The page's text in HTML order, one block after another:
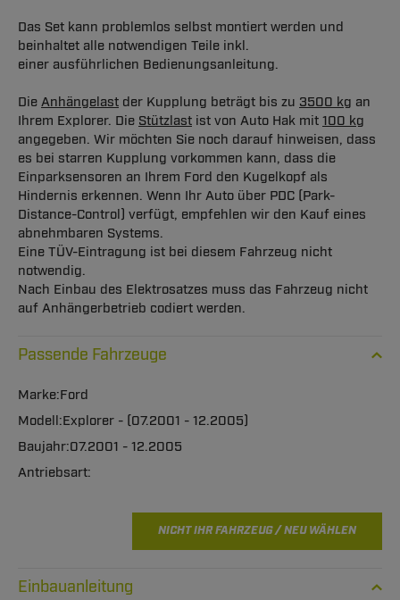
Das Set kann problemlos selbst montiert werden und
beinhaltet alle notwendigen Teile inkl.
einer ausführlichen Bedienungsanleitung.
Die Anhängelast der Kupplung beträgt bis zu 3500 kg an
Ihrem Explorer. Die Stützlast ist von Auto Hak mit 100 kg
angegeben. Wir möchten Sie noch darauf hinweisen, dass
es bei starren Kupplung vorkommen kann, dass die
Einparksensoren an Ihrem Ford den Kugelkopf als
Hindernis erkennen. Wenn Ihr Auto über PDC (Park-
Distance-Control) verfügt, empfehlen wir den Kauf eines
abnehmbaren Systems.
Eine TÜV-Eintragung ist bei diesem Fahrzeug nicht
notwendig.
Nach Einbau des Elektrosatzes muss das Fahrzeug nicht
auf Anhängerbetrieb codiert werden.
Passende Fahrzeuge
Ford
Explorer - (07.2001 - 12.2005)
07.2001 - 12.2005
NICHT IHR FAHRZEUG / NEU WÄHLEN
Einbauanleitung